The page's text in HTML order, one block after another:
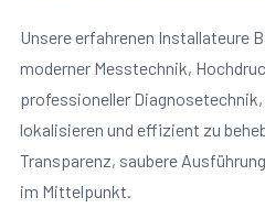
Unsere erfahrenen Installateure
moderner Messtechnik,
professioneller
lokalisieren und effizient zu
Transparenz, saubere
im Mittelpunkt.